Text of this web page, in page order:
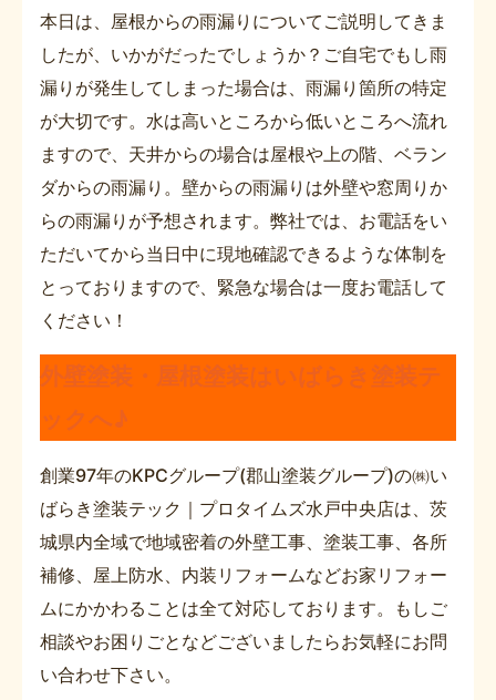
本日は、屋根からの雨漏りについてご説明してきま
したが、いかがだったでしょうか？ご自宅でもし雨
漏りが発生してしまった場合は、雨漏り箇所の特定
が大切です。水は高いところから低いところへ流れ
ますので、天井からの場合は屋根や上の階、ベラン
ダからの雨漏り。壁からの雨漏りは外壁や窓周りか
らの雨漏りが予想されます。弊社では、お電話をい
ただいてから当日中に現地確認できるような体制を
とっておりますので、緊急な場合は一度お電話して
ください！
外壁塗装・屋根塗装はいばらき塗装テ
ックへ♪
創業97年のKPCグループ(郡山塗装グループ)の㈱い
ばらき塗装テック｜プロタイムズ水戸中央店は、茨
城県内全域で地域密着の外壁工事、塗装工事、各所
補修、屋上防水、内装リフォームなどお家リフォー
ムにかかわることは全て対応しております。もしご
相談やお困りごとなどございましたらお気軽にお問
い合わせ下さい。